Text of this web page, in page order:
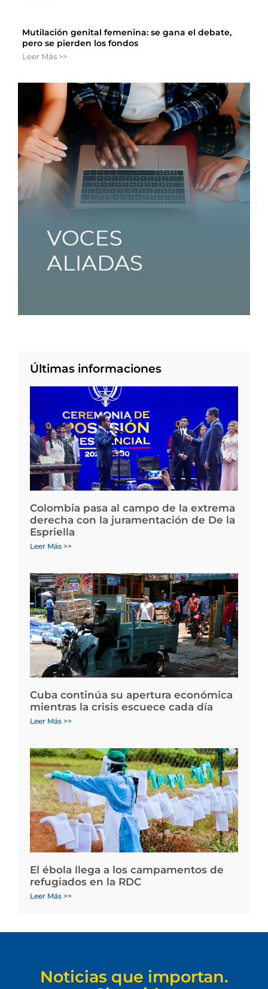
Mutilación genital femenina: se gana el debate,
pero se pierden los fondos
Leer Más >>
Últimas informaciones
Colombia pasa al campo de la extrema
derecha con la juramentación de De la
Espriella
Leer Más >>
Cuba continúa su apertura económica
mientras la crisis escuece cada día
Leer Más >>
El ébola llega a los campamentos de
refugiados en la RDC
Leer Más >>
Noticias que importan.